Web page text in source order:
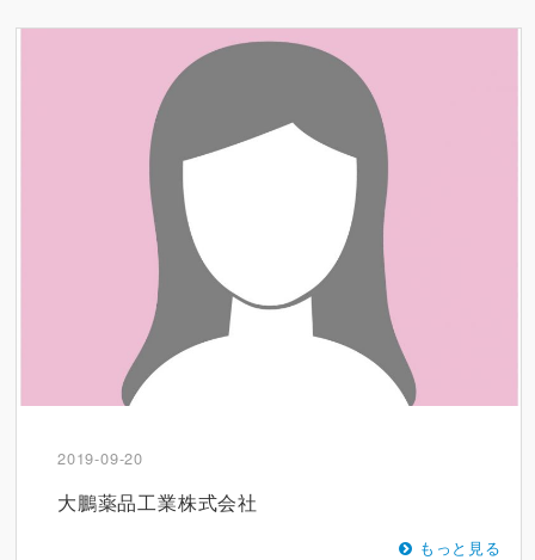
2019-09-20
大鵬薬品工業株式会社
もっと見る